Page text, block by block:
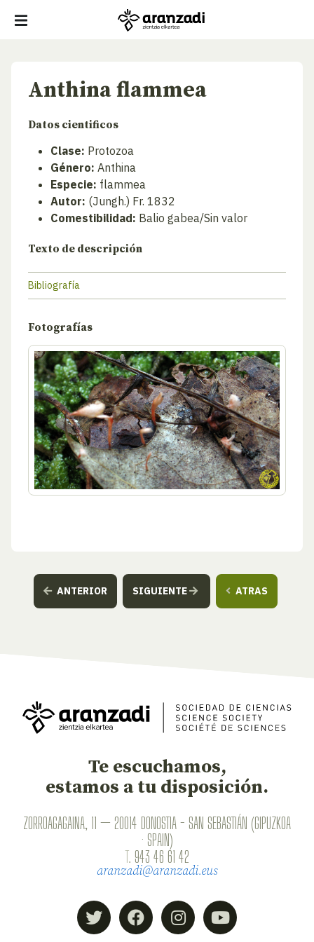
Anthina flammea
Datos cientificos
Clase: Protozoa
Género: Anthina
Especie: flammea
Autor: (Jungh.) Fr. 1832
Comestibilidad: Balio gabea/Sin valor
Texto de descripción
Bibliografía
Fotografías
ANTERIOR SIGUIENTE ATRAS
Te escuchamos,
estamos a tu disposición.
ZORROAGAGAINA, 11 — 20014 DONOSTIA - SAN SEBASTIÁN (GIPUZKOA
· SPAIN)
T. 943 46 61 42
aranzadi@aranzadi.eus